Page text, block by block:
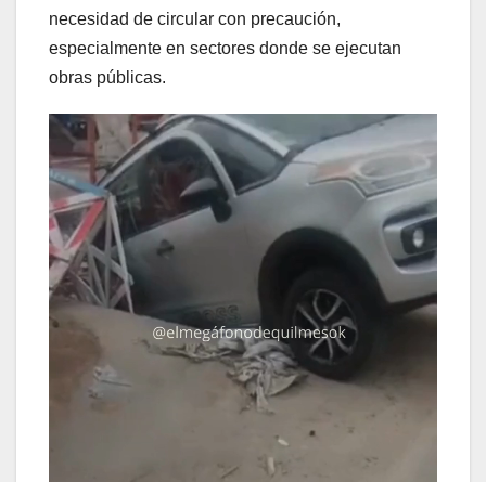
necesidad de circular con precaución,
especialmente en sectores donde se ejecutan
obras públicas.